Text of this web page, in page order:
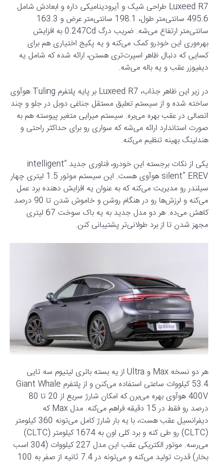
Luxeed R7 طراحی شیک و آیرودینامیکی داره و ابعادش شامل
495.6 سانتی‌متر طول، 198.1 سانتی‌متر عرض و 163.3
سانتی‌متر ارتفاع می‌شه. ضریب درگ 0.247Cd به افزایش
بهره‌وری این خودرو کمک می‌کنه و یه پکیج اختیاری هم برای
کسایی که دنبال ظاهر اسپرت‌تری هستن، ارائه شده که شامل یه
دیفیوزر عقب و یه باله می‌شه.
در زیر این ظاهر جذاب، Luxeed R7 بر پایه پلتفرم Tuling هوآوی
ساخته شده و از سیستم تعلیق مستقل جناغی دوبل در جلو و چند
اتصالی در عقب بهره می‌بره. سیستم میرایی متغیر پیوسته هم به
صورت استاندارد ارائه می‌شه که سواری رو برای حداکثر راحتی و
هندلینگ بهینه تنظیم می‌کنه.
یکی از نکات برجسته این خودرو، فناوری جدید “intelligent
silent” EREV هوآوی هست. این سیستم موتور 1.5 لیتری چهار
سیلندر رو مدیریت می‌کنه که به عنوان یه افزایش دهنده برد عمل
می‌کنه و لرزش‌ها رو در هنگام روشن و خاموش شدن تا 90 درصد
کاهش می‌ده. هر دو مدل جدید به یه باک سوخت 67 لیتری
مجهز شدن تا از برد طولانی‌تر پشتیبانی کنن.
هر دو نسخه Max و Ultra از یه بسته باتری لیتیوم سه تایی
53.4 کیلووات ساعتی استفاده می‌کنن و از پلتفرم Giant Whale
400V هوآوی بهره می‌برن که امکان شارژ سریع از 20 تا 80
درصد رو فقط در 15 دقیقه فراهم می‌کنه. مدل Max که
دیفرانسیل عقب هست، با یه بار شارژ کامل می‌تونه 360 کیلومتر
(CLTC) رو طی کنه و برد کلی اون به 1674 کیلومتر (CLTC)
می‌رسه. موتور الکتریکی عقب این مدل 227 کیلووات (304 اسب
بخار) قدرت تولید می‌کنه و می‌تونه در 7.4 ثانیه از صفر به 100